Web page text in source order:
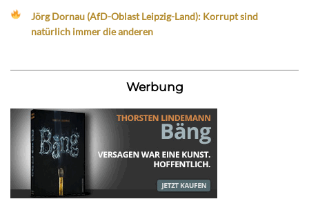
Jörg Dornau (AfD-Oblast Leipzig-Land): Korrupt sind
natürlich immer die anderen
Werbung